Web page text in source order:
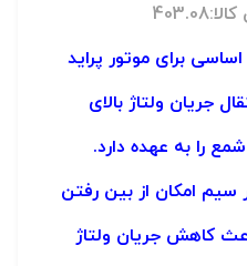
برای موتور پراید
جریان ولتاژ بالای
را به عهده دارد.
سیم امکان از بین رفتن
کاهش جریان ولتاژ